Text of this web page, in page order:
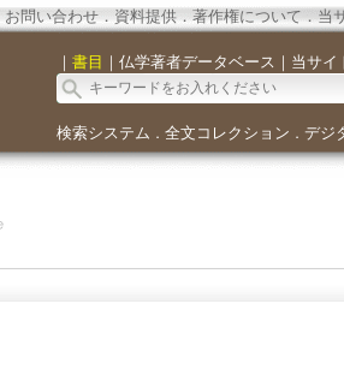
お問い合わせ． 資料提供．著作権について．当
｜ 書目 ｜ 仏学著者データベース ｜ 当サイ
検索システム ． 全文コレクション ． デジ